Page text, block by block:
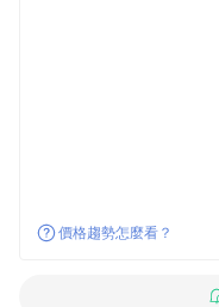
價格趨勢怎麼看？